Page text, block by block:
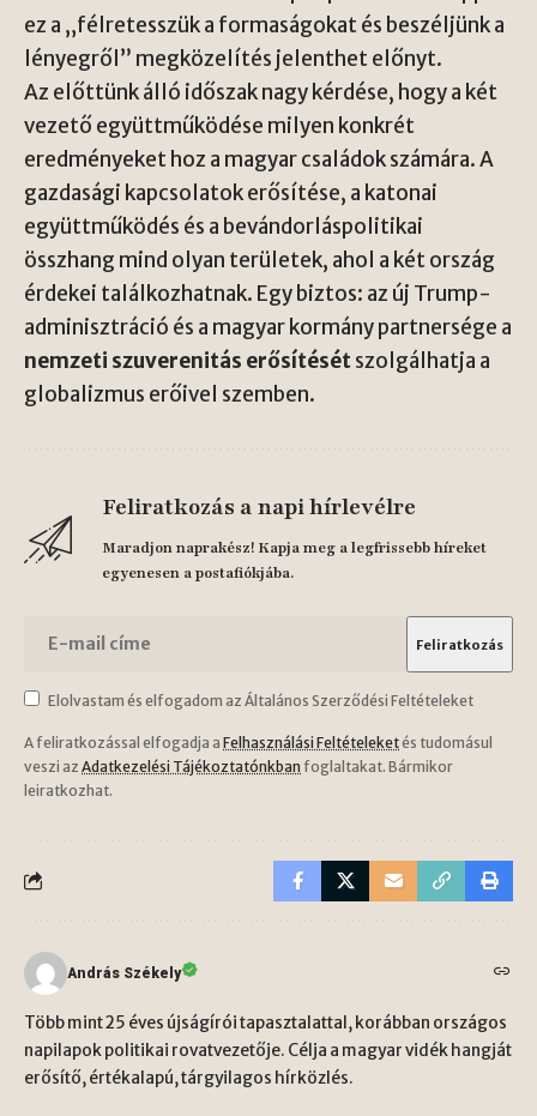
ez a „félretesszük a formaságokat és beszéljünk a
lényegről” megközelítés jelenthet előnyt.
Az előttünk álló időszak nagy kérdése, hogy a két
vezető együttműködése milyen konkrét
eredményeket hoz a magyar családok számára. A
gazdasági kapcsolatok erősítése, a katonai
együttműködés és a bevándorláspolitikai
összhang mind olyan területek, ahol a két ország
érdekei találkozhatnak. Egy biztos: az új Trump-
adminisztráció és a magyar kormány partnersége a
nemzeti szuverenitás erősítésétszolgálhatja a
globalizmus erőivel szemben.
Feliratkozás a napi hírlevélre
Maradjon naprakész! Kapja meg a legfrissebb híreket
egyenesen a postafiókjába.
Elolvastam és elfogadom az Általános Szerződési Feltételeket
A feliratkozással elfogadja a Felhasználási Feltételeketés tudomásul
veszi az Adatkezelési Tájékoztatónkban foglaltakat. Bármikor
leiratkozhat.
András Székely
Több mint 25 éves újságírói tapasztalattal, korábban országos
napilapok politikai rovatvezetője. Célja a magyar vidék hangját
erősítő, értékalapú, tárgyilagos hírközlés.